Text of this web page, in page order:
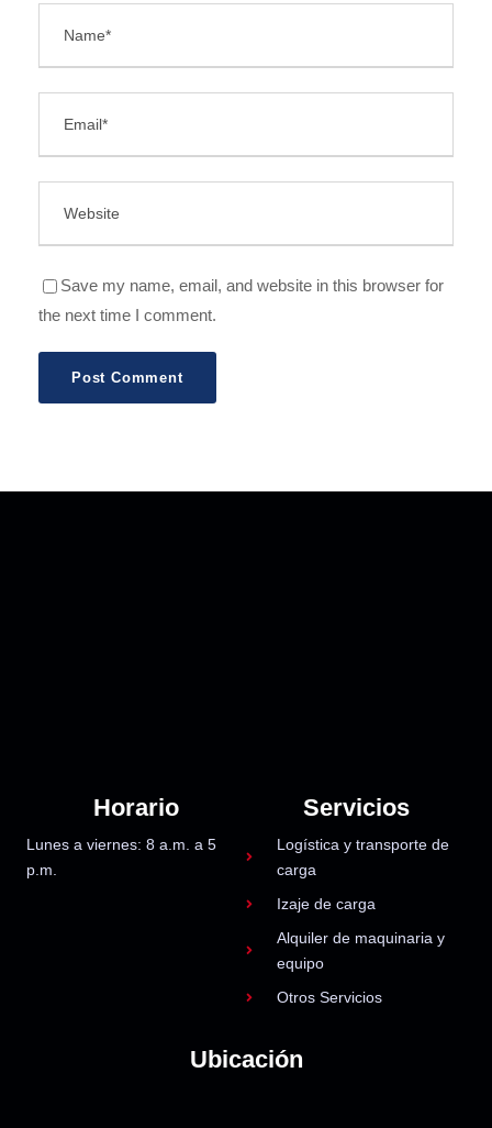
Save my name, email, and website in this browser for
the next time I comment.
Horario
Lunes a viernes: 8 a.m. a 5
p.m.
Servicios
Logística y transporte de
carga
Izaje de carga
Alquiler de maquinaria y
equipo
Otros Servicios
Ubicación